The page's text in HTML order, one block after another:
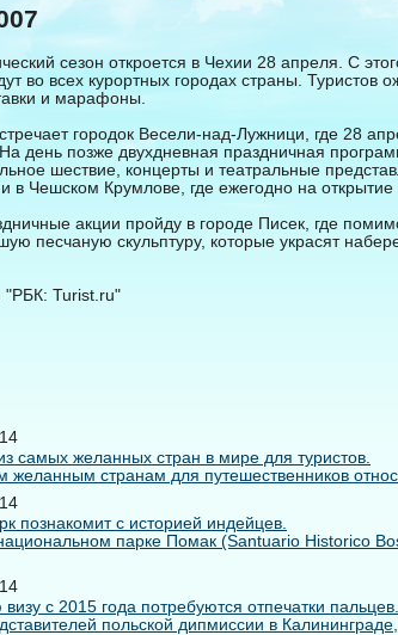
сезон откроется в Чехии 28 апреля. С
во всех курортных городах страны. Туристов
и марафоны.
городок Весели-над-Лужници, где 28
день позже двухдневная праздничная
шествие, концерты и театральные
в Чешском Крумлове, где ежегодно на открытие
акции пройду в городе Писек, где
песчаную скульптуру, которые украсят
Turist.ru"
самых желанных стран в мире для туристов.
желанным странам для путешественников
познакомит с историей индейцев.
парке Помак (Santuario Historico
с 2015 года потребуются отпечатки пальцев.
польской дипмиссии в